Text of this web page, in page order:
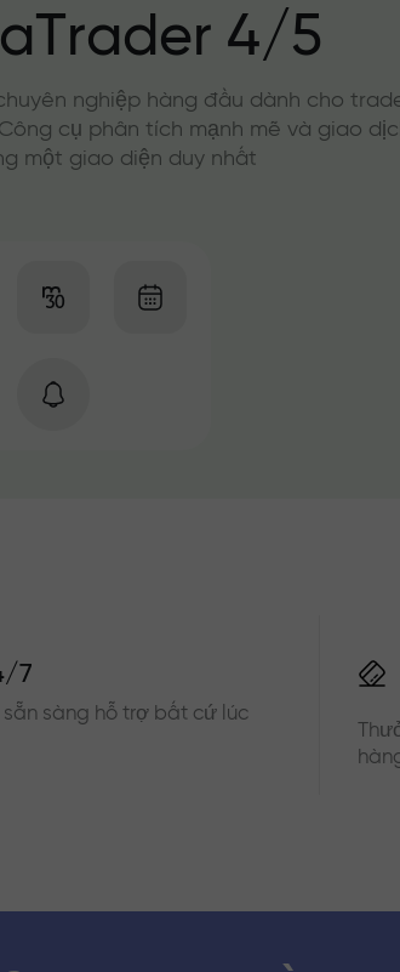
4/5
nghiệp hàng đầu dành cho
cụ phân tích mạnh mẽ và giao
một giao diện duy nhất
7
sàng hỗ trợ bất cứ lúc